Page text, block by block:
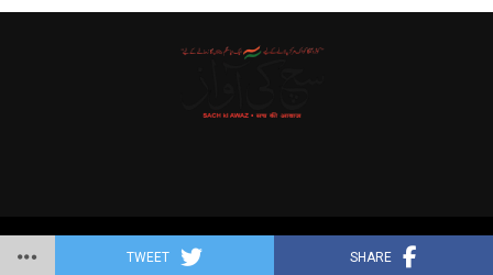
SHARE
TWEET
Copyright © 2025 Probitas News Network